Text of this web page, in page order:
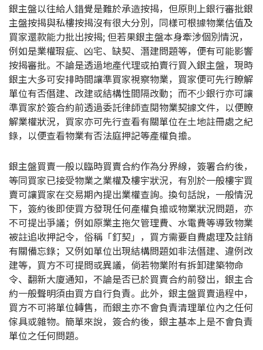
供款年期計算
工商舖按揭計算
印花稅計算
免費物業估價
下載中心
按揭全面睇
新聞/研究
公司動態
按市新聞
統計數據庫
按揭快趣智識
按揭智庫
銀主盤以往給人錯覺是難於承造按揭，但原則上銀行審批銀
主盤按揭與私樓按揭沒有很大分別，同樣可根據物業估值及
買家還款能力批出按揭; 但若果銀主盤本身牽涉個別情況，
例如是業權瑕疵、凶宅、缺契、潛建問題等，便有可能影響
按揭審批。不論是透過地產代理或拍賣行買入銀主盤，現時
銀主大多可安排時間讓準買家視察物業，買家便可先行瞭解
單位有否僭建、改建或結構性間隔改動；而不少銀行亦可讓
準買家於簽合約前透過委託律師查閱物業契據文件，以便瞭
解業權狀況，買家亦可先行查看有關單位在土地註冊處之紀
錄，以便查看物業有否法庭押記等產權負擔。
銀主盤買賣一般以臨時買賣合約作為分界線，簽署合約後，
等同買家已接受物業之業權及樓宇狀況，有別於一般樓宇買
賣可讓買家在交易期內提出業權查詢。換句話說，一般情況
下，簽約後即使買方發現任何產權負擔或物業狀況問題，亦
不可提出爭議；例如原業主拖欠管理費、水電費等導致物業
被註追收押記令，俗稱「釘契」，買方需要自費處理及註銷
有關備忘錄；又例如單位出現結構問題如非法僭建、違例改
建等，買方不可提問或異議，倘若物業附有拆卸建築物命
令、翻新大廈通知，不論是否已於買賣合約前發出，銀主合
約一般聲明須由買方自行負責。此外，銀主盤買賣過程中，
買方不可將單位轉售，而銀主亦不會負責清理單位內之任何
傢具或雜物。簡單來說，簽合約後，銀主基本上是不會負責
單位之任何問題。